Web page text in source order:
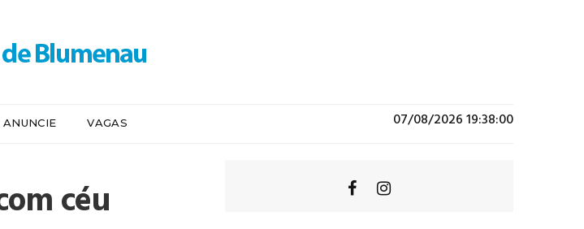
ANUNCIE VAGAS 07/08/2026 19:38:00
céu